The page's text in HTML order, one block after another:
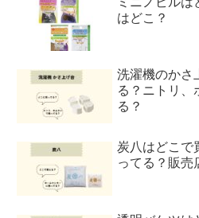
はどこ？
洗濯機のかさ
る？ニトリ、
る？
炭八はどこで
ってる？販売